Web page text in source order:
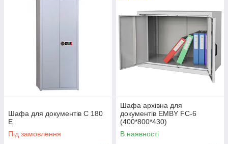
Шафа для документів C 180
E
Під замовлення
Шафа архівна для
документів EMBY FC-6
(400*800*430)
В наявності